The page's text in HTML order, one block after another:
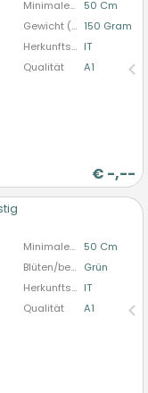
Minimale Stiellänge
50 Cm
Gewicht (durchschn.) 150 Gram
Herkunftsland IT
Qualität
A1
€ -,--
Minimale Stiellänge
50 Cm
Blüten/beere/früchte Farbe 1
Grün
Herkunftsland IT
Qualität
A1
kopen.
Hier